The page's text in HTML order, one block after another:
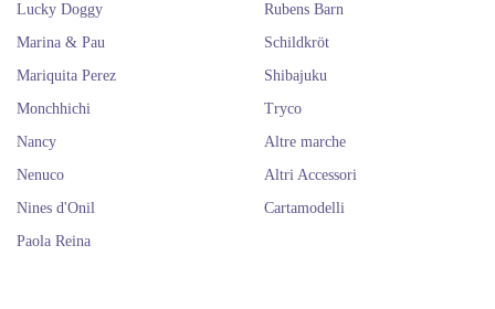
Lucky Doggy
Marina & Pau
Mariquita Perez
Monchhichi
Nancy
Nenuco
Nines d'Onil
Paola Reina
Rubens Barn
Schildkröt
Shibajuku
Tryco
Altre marche
Altri Accessori
Cartamodelli